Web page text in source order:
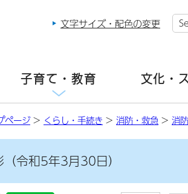
文字サイズ・配色の変更
子育て・教育 文化・
ページ> くらし・手続き > 消防・救急 > 消
令和5年3月30日）